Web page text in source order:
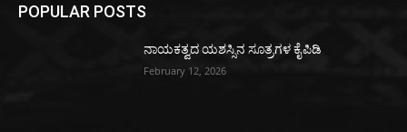
POPULAR POSTS
ನಾಯಕತ್ವದ ಯಶಸ್ಸಿನ ಸೂತ್ರಗಳ ಕೈಪಿಡಿ
February 12, 2026